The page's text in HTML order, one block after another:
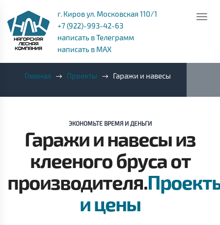
г. Киров ул. Московская 110/1
+7 (922)-993-42-63
написать в Телеграмм
написать в MAX
Главная Проекты Гаражи и навесы
ЭКОНОМЬТЕ ВРЕМЯ И ДЕНЬГИ
Гаражи и навесы из
клееного бруса от
производителя.
и цены